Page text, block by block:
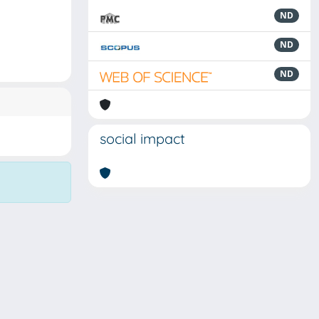
ND
ND
ND
social impact